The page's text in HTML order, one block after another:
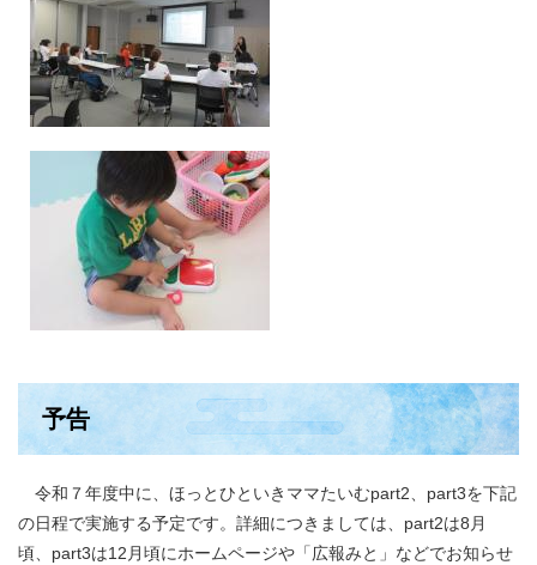
予告
令和７年度中に、ほっとひといきママたいむpart2、part3を下記
の日程で実施する予定です。詳細につきましては、part2は8月
頃、part3は12月頃にホームページや「広報みと」などでお知らせ